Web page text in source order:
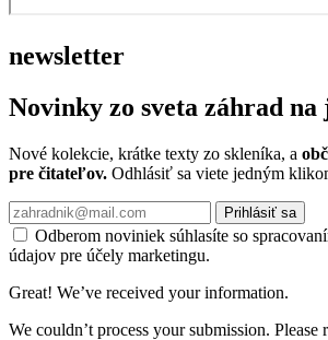
newsletter
Novinky zo sveta záhrad
Nové kolekcie, krátke texty zo skleníka, a
pre čitateľov. Odhlásiť sa viete jedným
Prihlásiť sa
Odberom noviniek súhlasíte so
údajov pre účely marketingu.
Great! We’ve received your information.
We couldn’t process your submission. Please